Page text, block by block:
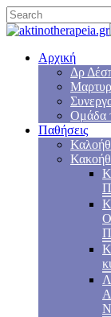
Αρχική
Δρ
Ομάδα
Παθήσεις